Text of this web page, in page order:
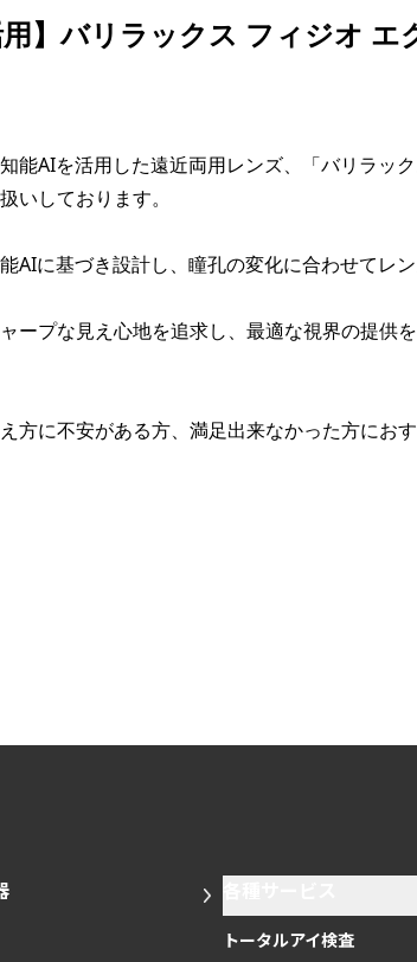
用】バリラックス フィジオ エ
能AIを活用した遠近両用レンズ、「バリラッ
いしております。
AIに基づき設計し、瞳孔の変化に合わせてレ
ープな見え心地を追求し、最適な視界の提供
方に不安がある方、満足出来なかった方におす
トータルアイ検査